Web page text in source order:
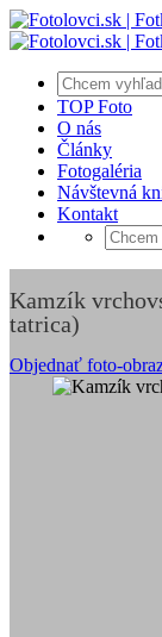
TOP Foto
O nás
Články
Fotogaléria
Návštevná
Kontakt
Kamzík
tatrica)
Objednať foto-